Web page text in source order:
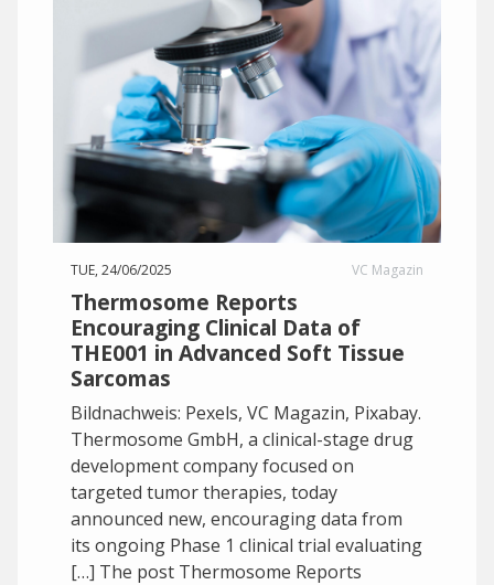
TUE, 24/06/2025 VC Magazin
Thermosome Reports
Encouraging Clinical Data of
THE001 in Advanced Soft Tissue
Sarcomas
Bildnachweis: Pexels, VC Magazin, Pixabay.
Thermosome GmbH, a clinical-stage drug
development company focused on
targeted tumor therapies, today
announced new, encouraging data from
its ongoing Phase 1 clinical trial evaluating
[…] The post Thermosome Reports